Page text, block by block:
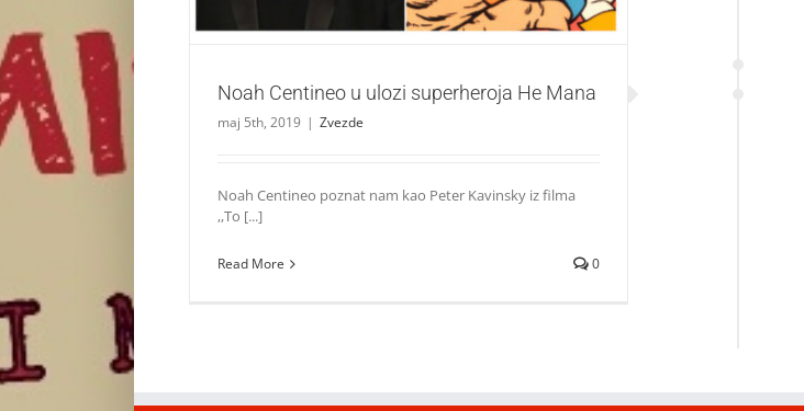
Noah Centineo u ulozi superheroja He Mana
maj 5th, 2019 | Zvezde
Noah Centineo poznat nam kao Peter Kavinsky iz filma
,,To [...]
Read More 0